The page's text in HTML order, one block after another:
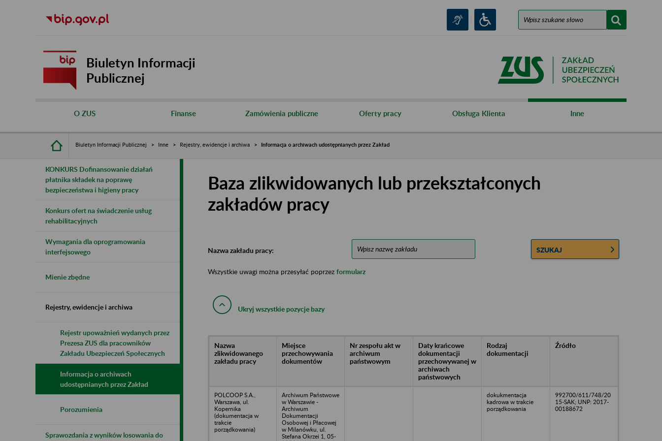
Biuletyn Informacji
Publicznej
O ZUS Finanse Zamówienia publiczne Oferty pracy Obsługa Klienta Inne
Biuletyn Informacji Publicznej Inne Rejestry, ewidencje i archiwa Informacja o archiwach udostępnianych przez Zakład
KONKURS Dofinansowanie działań
płatnika składek na poprawę
bezpieczeństwa i higieny pracy
Konkurs ofert na świadczenie usług
rehabilitacyjnych
Wymagania dla oprogramowania
interfejsowego
Mienie zbędne
Rejestry, ewidencje i archiwa
Rejestr upoważnień wydanych przez
Prezesa ZUS dla pracowników
Zakładu Ubezpieczeń Społecznych
Informacja o archiwach
udostępnianych przez Zakład
Porozumienia
Sprawozdania z wyników losowania do
Baza zlikwidowanych lub przekształconych
zakładów pracy
Nazwa zakładu pracy: SZUKAJ
Wszystkie uwagi można przesyłać poprzez formularz
Ukryj wszystkie pozycje bazy
Nazwa
zlikwidowanego
zakładu pracy
Miejsce
przechowywania
dokumentów
Nr zespołu akt w
archiwum
państwowym
Daty krańcowe
dokumentacji
przechowywanej w
archiwach
państwowych
Rodzaj
dokumentacji
Źródło
POLCOOP S.A.,
Warszawa, ul.
Kopernika
(dokumentacja w
trakcie
porządkowania)
Archiwum Państwowe
w Warszawie -
Archiwum
Dokumentacji
Osobowej i Płacowej
w Milanówku, ul.
Stefana Okrzei 1, 05-
dokukmentacja
kadrowa w trakcie
porządkowania
992700/611/748/20
15-SAK; UNP: 2017-
00188672